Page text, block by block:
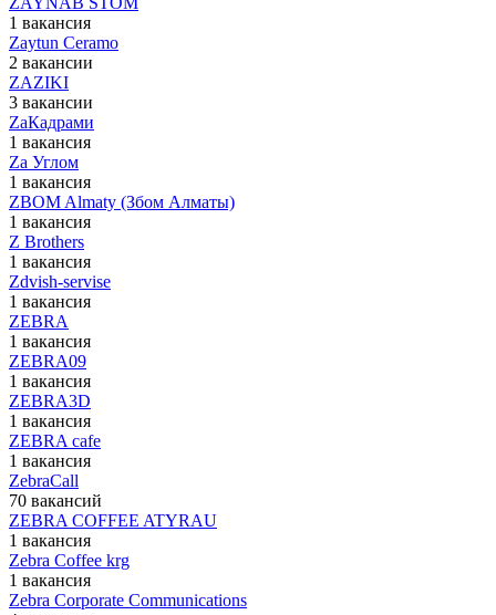
1 вакансия
Zaytun Ceramo
2 вакансии
ZAZIKI
3 вакансии
ZaКадрами
1 вакансия
Za Углом
1 вакансия
ZBOM Almaty (Збом Алматы)
1 вакансия
Z Brothers
1 вакансия
Zdvish-servise
1 вакансия
ZEBRA
1 вакансия
ZEBRA09
1 вакансия
ZEBRA3D
1 вакансия
ZEBRA cafe
1 вакансия
ZebraCall
70 вакансий
ZEBRA COFFEE ATYRAU
1 вакансия
Zebra Coffee krg
1 вакансия
Zebra Corporate Communications